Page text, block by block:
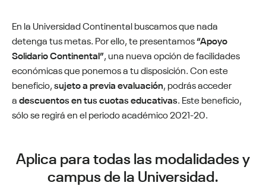
En la Universidad Continental buscamos que nada
detenga tus metas. Por ello, te presentamos“Apoyo
Solidario Continental”, una nueva opción de facilidades
económicas que ponemos a tu disposición. Con este
beneficio,sujeto a previa evaluación, podrás acceder
adescuentos en tus cuotas educativas. Este beneficio,
sólo se regirá en el periodo académico 2021-20.
Aplica para todas las modalidades y
campus de la Universidad.